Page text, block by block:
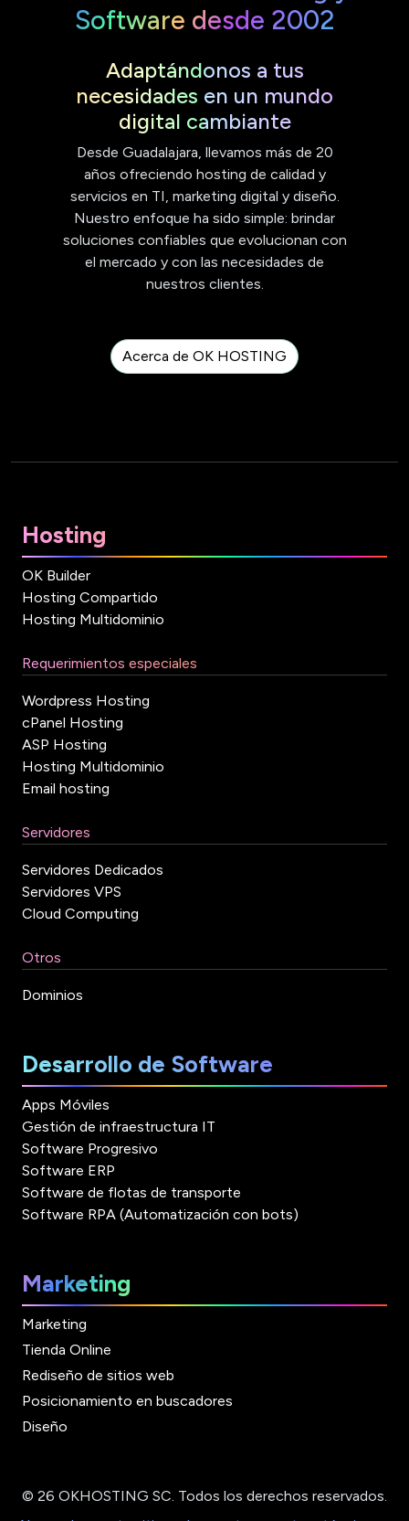
Software desde 2002
Adaptándonos a tus
necesidades en un mundo
digital cambiante
Desde Guadalajara, llevamos más de 20
años ofreciendo hosting de calidad y
servicios en TI, marketing digital y diseño.
Nuestro enfoque ha sido simple: brindar
soluciones confiables que evolucionan con
el mercado y con las necesidades de
nuestros clientes.
Acerca de OK HOSTING
Hosting
OK Builder
Hosting Compartido
Hosting Multidominio
Requerimientos especiales
Wordpress Hosting
cPanel Hosting
ASP Hosting
Hosting Multidominio
Email hosting
Servidores
Servidores Dedicados
Servidores VPS
Cloud Computing
Otros
Dominios
Desarrollo de Software
Apps Móviles
Gestión de infraestructura IT
Software Progresivo
Software ERP
Software de flotas de transporte
Software RPA (Automatización con bots)
Marketing
Marketing
Tienda Online
Rediseño de sitios web
Posicionamiento en buscadores
Diseño
© 26 OKHOSTING SC. Todos los derechos reservados.